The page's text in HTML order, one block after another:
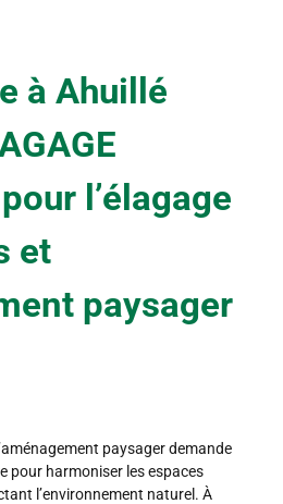
à Ahuillé
l’élagage
et
paysager
paysager demande
pour harmoniser les espaces
l’environnement naturel. À